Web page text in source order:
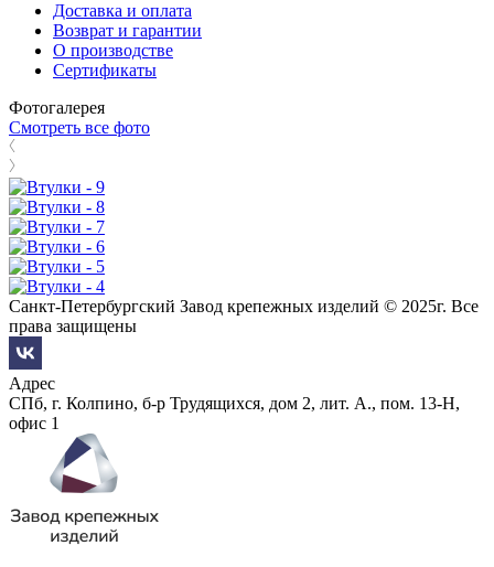
Доставка и оплата
Возврат и гарантии
О производстве
Сертификаты
Фотогалерея
Смотреть все фото
Санкт-Петербургский Завод крепежных изделий © 2025г. Все
права защищены
Адрес
СПб, г. Колпино, б-р Трудящихся, дом 2, лит. А., пом. 13-Н,
офис 1